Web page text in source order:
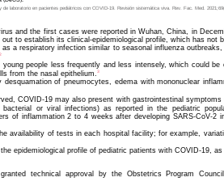
laboratorio en pacientes pediátricos con COVID-19. Revisión sistemática viva. Rev. Fac. Med.
and the first cases were reported in Wuhan, China, in
to establish its clinical-epidemiological profile, which has not
a respiratory infection similar to seasonal influenza
2
people less frequently and less intensely, which could
from the nasal epithelium.
3
of pneumocytes, edema with mononuclear
COVID-19 may also present with gastrointestinal symptoms
or viral infections) as reported in the pediatric
of inflammation 2 to 4 weeks after developing SARS-CoV-
availability of tests in each hospital facility; for example,
epidemiological profile of pediatric patients with COVID-19,
technical approval by the Obstetrics Program